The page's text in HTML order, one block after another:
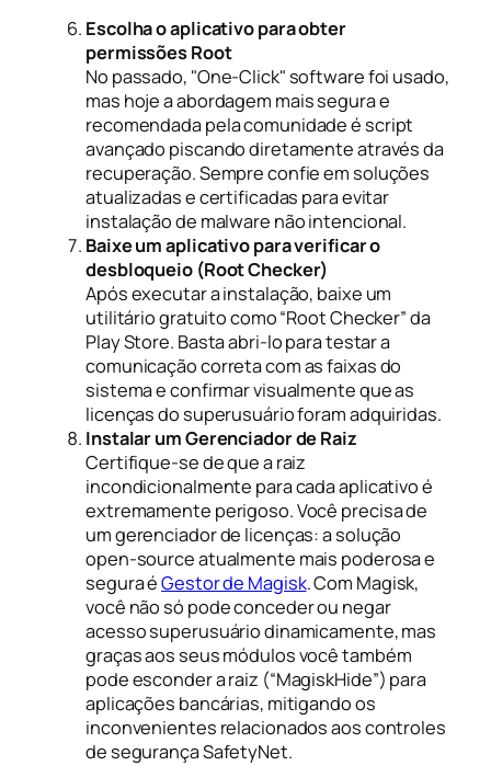
Escolha o aplicativo para obter
permissões Root
No passado, "One-Click" software foi usado,
mas hoje a abordagem mais segura e
recomendada pela comunidade é script
avançado piscando diretamente através da
recuperação. Sempre confie em soluções
atualizadas e certificadas para evitar
instalação de malware não intencional.
Baixe um aplicativo para verificar o
desbloqueio (Root Checker)
Após executar a instalação, baixe um
utilitário gratuito como “Root Checker” da
Play Store. Basta abri-lo para testar a
comunicação correta com as faixas do
sistema e confirmar visualmente que as
licenças do superusuário foram adquiridas.
Instalar um Gerenciador de Raiz
Certifique-se de que a raiz
incondicionalmente para cada aplicativo é
extremamente perigoso. Você precisa de
um gerenciador de licenças: a solução
open-source atualmente mais poderosa e
segura éGestor de Magisk. Com Magisk,
você não só pode conceder ou negar
acesso superusuário dinamicamente, mas
graças aos seus módulos você também
pode esconder a raiz (“MagiskHide”) para
aplicações bancárias, mitigando os
inconvenientes relacionados aos controles
de segurança SafetyNet.